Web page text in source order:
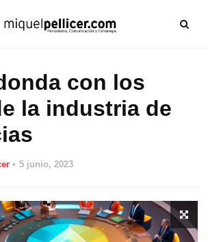
con los
la industria de
5 junio, 2023